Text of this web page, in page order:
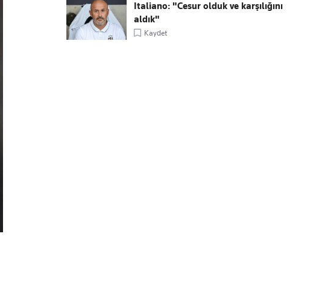
Italiano: "Cesur olduk ve karşılığını
aldık"
Kaydet